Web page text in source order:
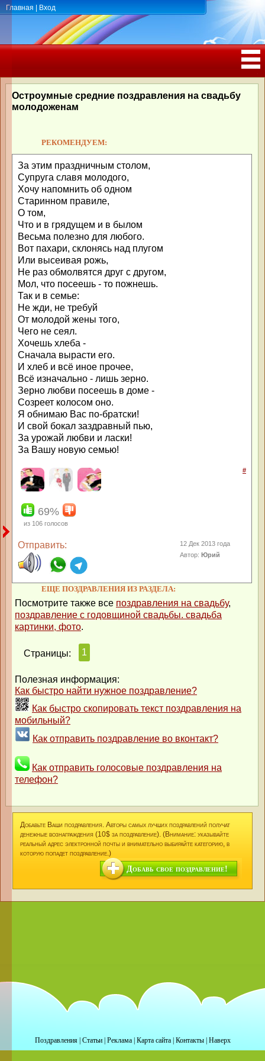
Главная Вход
РОЖДЕНИЯ, ЮБИЛЕЕМ
Остроумные средние поздравления на свадьбу
молодоженам
РЕКОМЕНДУЕМ:
За этим праздничным столом,
Супруга славя молодого,
Хочу напомнить об одном
Старинном правиле,
О том,
Что и в грядущем и в былом
Весьма полезно для любого.
Вот пахари, склонясь над плугом
Или высеивая рожь,
Не раз обмолвятся друг с другом,
Мол, что посеешь - то пожнешь.
Так и в семье:
Не жди, не требуй
От молодой жены того,
Чего не сеял.
Хочешь хлеба -
Сначала вырасти его.
И хлеб и всё иное прочее,
Всё изначально - лишь зерно.
Зерно любви посеешь в доме -
Созреет колосом оно.
Я обнимаю Вас по-братски!
И свой бокал заздравный пью,
За урожай любви и ласки!
За Вашу новую семью!
#
69%
из 106 голосов
Отправить:
12 Дек 2013 года
Автор:Юрий
ЕЩЕ ПОЗДРАВЛЕНИЯ ИЗ РАЗДЕЛА:
Посмотрите также все поздравления на свадьбу,
поздравление с годовщиной свадьбы. свадьба
картинки, фото.
Страницы: 1
Полезная информация:
Как быстро найти нужное поздравление?
Как быстро скопировать текст поздравления на
мобильный?
Как отправить поздравление во вконтакт?
Как отправить голосовые поздравления на
телефон?
Добавьте Ваши поздравления. Авторы самых лучших поздравлений получат
денежные вознаграждения (10$ за поздравление). (Внимание: указывайте
реальный адрес электронной почты и внимательно выбирайте категорию, в
которую попадет поздравление.)
Добавь свое поздравление!
Поздравления| Статьи| Реклама| Карта сайта| Контакты| Наверх